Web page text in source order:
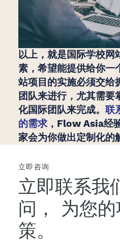
以上，就是国际学校网
素，希望能提供给你一
站项目的实施必须交给
团队来进行，尤其需要
化国际团队来完成。 联
的需求，Flow Asia经
家会为你做出定制化的
立即咨询
立即联系我
问，
为您
策。